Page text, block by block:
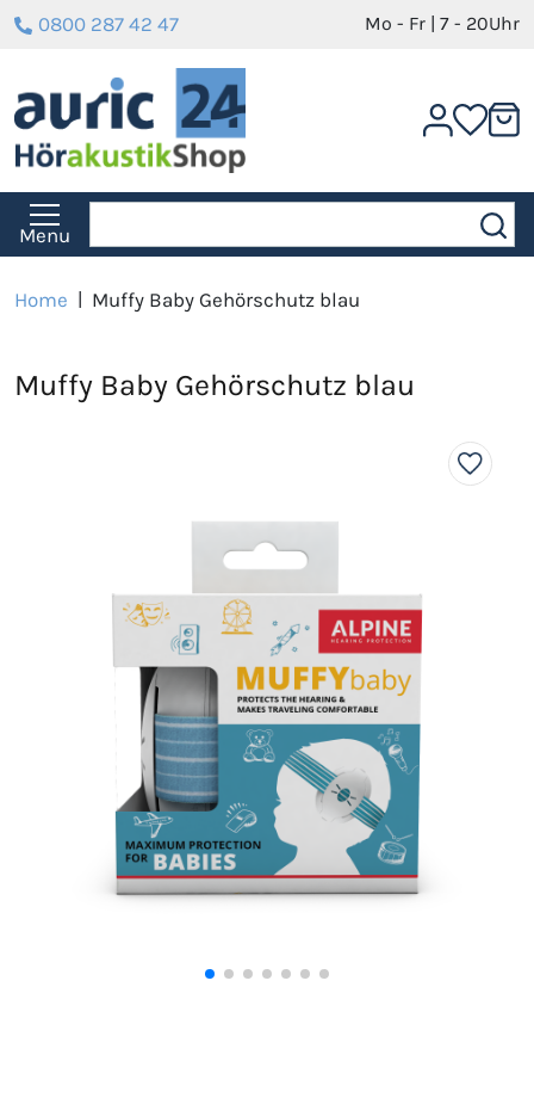
0800 287 42 47 Mo - Fr | 7 - 20Uhr
Menu
Home | Muffy Baby Gehörschutz blau
Muffy Baby Gehörschutz blau